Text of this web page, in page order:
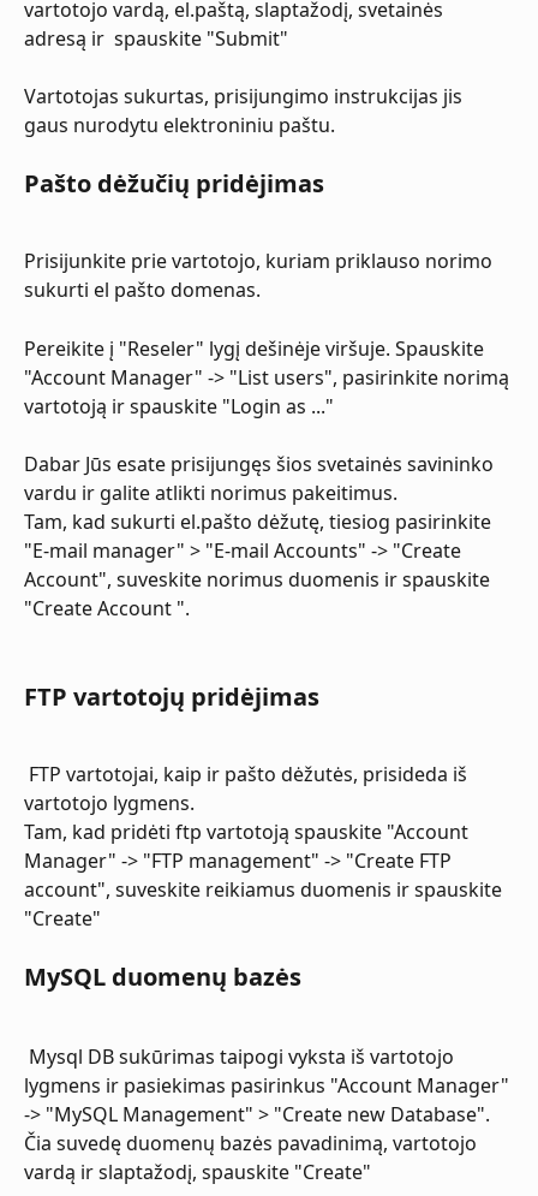
vartotojo vardą, el.paštą, slaptažodį, svetainės
adresą ir  spauskite "Submit"
Vartotojas sukurtas, prisijungimo instrukcijas jis
gaus nurodytu elektroniniu paštu.
Pašto dėžučių pridėjimas
Prisijunkite prie vartotojo, kuriam priklauso norimo
sukurti el pašto domenas.
Pereikite į "Reseler" lygį dešinėje viršuje. Spauskite
"Account Manager" -> "List users", pasirinkite norimą
vartotoją ir spauskite "Login as ..."
Dabar Jūs esate prisijungęs šios svetainės savininko
vardu ir galite atlikti norimus pakeitimus.
Tam, kad sukurti el.pašto dėžutę, tiesiog pasirinkite
"E-mail manager" > "E-mail Accounts" -> "Create
Account", suveskite norimus duomenis ir spauskite
"Create Account ".
FTP vartotojų pridėjimas
vartotojo lygmens.
Tam, kad pridėti ftp vartotoją spauskite "Account
Manager" -> "FTP management" -> "Create FTP
account", suveskite reikiamus duomenis ir spauskite
"Create"
MySQL duomenų bazės
lygmens ir pasiekimas pasirinkus "Account Manager"
-> "MySQL Management" > "Create new Database".
Čia suvedę duomenų bazės pavadinimą, vartotojo
vardą ir slaptažodį, spauskite "Create"